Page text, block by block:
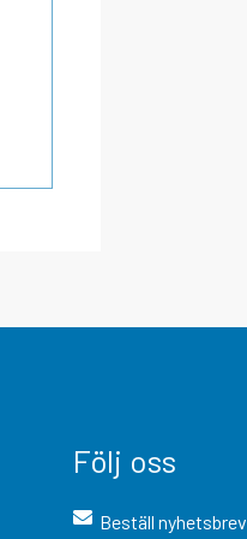
Följ oss
Beställ nyhetsbrev